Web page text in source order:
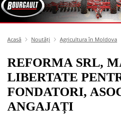
Acasă Noutăți Agricultura în Moldova
REFORMA SRL,
LIBERTATE
FONDATORI,
ANGAJAȚI